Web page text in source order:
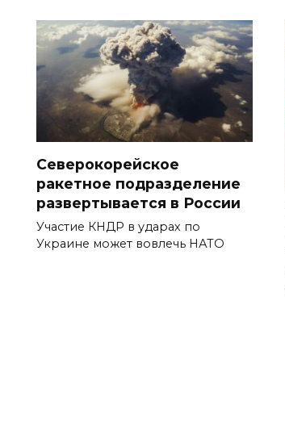
Северокорейское
ракетное подразделение
развертывается в России
Участие КНДР в ударах по
Украине может вовлечь НАТО